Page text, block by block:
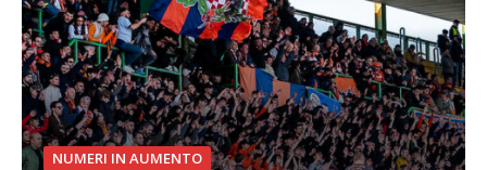
NUMERI IN AUMENTO